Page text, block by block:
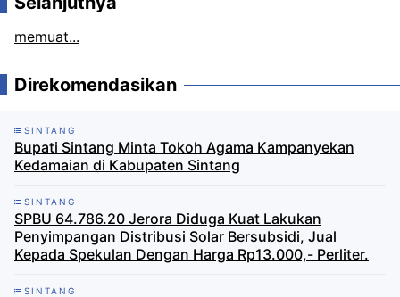
memuat...
Direkomendasikan
SINTANG
Bupati Sintang Minta Tokoh Agama Kampanyekan
Kedamaian di Kabupaten Sintang
SINTANG
SPBU 64.786.20 Jerora Diduga Kuat Lakukan
Penyimpangan Distribusi Solar Bersubsidi, Jual
Kepada Spekulan Dengan Harga Rp13.000,- Perliter.
SINTANG